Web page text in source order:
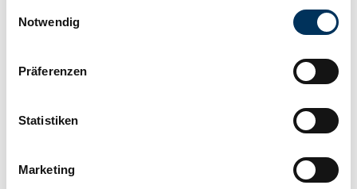
Notwendig
Präferenzen
Statistiken
Marketing
Length:
Width:
Height: